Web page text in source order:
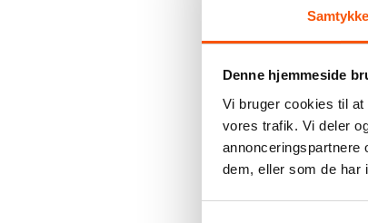
Samtykke
Denne hjemmeside
Vi bruger cookies til
vores trafik. Vi deler
annonceringspartnere
dem, eller som de har